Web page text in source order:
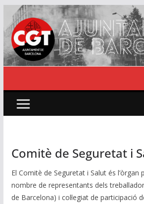
Skip
to
content
Comitè de Seguretat i
El Comitè de Seguretat i Salut és l’òrgan
nombre de representants dels
de Barcelona) i col·legiat de participació